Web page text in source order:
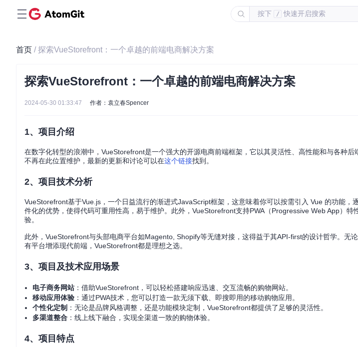
按下 / 快速开启搜索
首页 / 探索VueStorefront：一个卓越的前端电商解决方案
探索VueStorefront：一个卓越的前端电商解决方案
2024-05-30 01:33:47 作者：袁立春Spencer
1、项目介绍
在数字化转型的浪潮中，VueStorefront是一个强大的开源电商前端框架，它以其灵活性、高性能和与各种
不再在此位置维护，最新的更新和讨论可以在这个链接找到。
2、项目技术分析
VueStorefront基于Vue.js，一个日益流行的渐进式JavaScript框架，这意味着你可以按需引入 Vue 的功能，
件化的优势，使得代码可重用性高，易于维护。此外，VueStorefront支持PWA（Progressive Web App）
验。
此外，VueStorefront与头部电商平台如Magento, Shopify等无缝对接，这得益于其API-first的设计哲学。无
有平台增添现代前端，VueStorefront都是理想之选。
3、项目及技术应用场景
电子商务网站 ：借助VueStorefront，可以轻松搭建响应迅速、交互流畅的购物网站。
移动应用体验 ：通过PWA技术，您可以打造一款无须下载、即搜即用的移动购物应用。
个性化定制 ：无论是品牌风格调整，还是功能模块定制，VueStorefront都提供了足够的灵活性。
多渠道整合 ：线上线下融合，实现全渠道一致的购物体验。
4、项目特点